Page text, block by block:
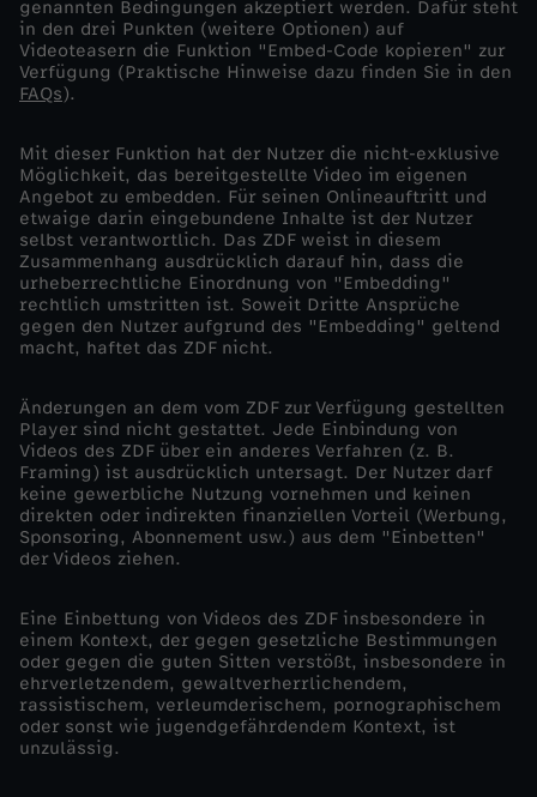
genannten Bedingungen akzeptiert werden. Dafür steht
in den drei Punkten (weitere Optionen) auf
Videoteasern die Funktion "Embed-Code kopieren" zur
Verfügung (Praktische Hinweise dazu finden Sie in den
FAQs).
Mit dieser Funktion hat der Nutzer die nicht-exklusive
Möglichkeit, das bereitgestellte Video im eigenen
Angebot zu embedden. Für seinen Onlineauftritt und
etwaige darin eingebundene Inhalte ist der Nutzer
selbst verantwortlich. Das ZDF weist in diesem
Zusammenhang ausdrücklich darauf hin, dass die
urheberrechtliche Einordnung von "Embedding"
rechtlich umstritten ist. Soweit Dritte Ansprüche
gegen den Nutzer aufgrund des "Embedding" geltend
macht, haftet das ZDF nicht.
Änderungen an dem vom ZDF zur Verfügung gestellten
Player sind nicht gestattet. Jede Einbindung von
Videos des ZDF über ein anderes Verfahren (z. B.
Framing) ist ausdrücklich untersagt. Der Nutzer darf
keine gewerbliche Nutzung vornehmen und keinen
direkten oder indirekten finanziellen Vorteil (Werbung,
Sponsoring, Abonnement usw.) aus dem "Einbetten"
der Videos ziehen.
Eine Einbettung von Videos des ZDF insbesondere in
einem Kontext, der gegen gesetzliche Bestimmungen
oder gegen die guten Sitten verstößt, insbesondere in
ehrverletzendem, gewaltverherrlichendem,
rassistischem, verleumderischem, pornographischem
oder sonst wie jugendgefährdendem Kontext, ist
unzulässig.